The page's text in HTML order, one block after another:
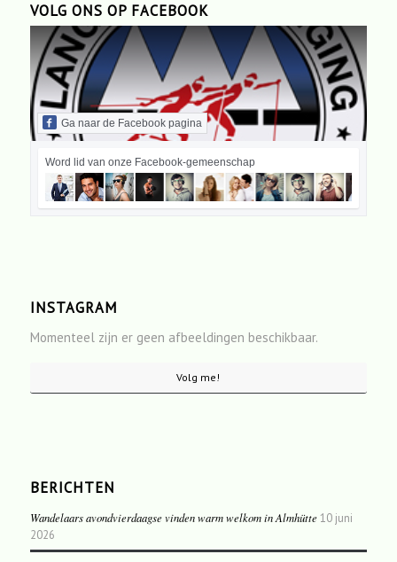
VOLG ONS OP FACEBOOK
Ga naar de Facebook pagina
Word lid van onze Facebook-gemeenschap
INSTAGRAM
Momenteel zijn er geen afbeeldingen beschikbaar.
Volg me!
BERICHTEN
Wandelaars avondvierdaagse vinden warm welkom in Almhütte 10 juni
2026